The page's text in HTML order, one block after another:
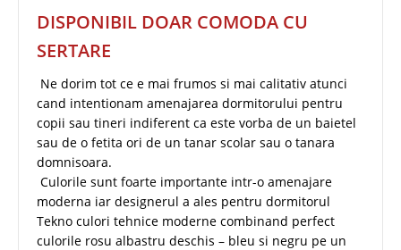
DISPONIBIL DOAR COMODA CU
SERTARE
Ne dorim tot ce e mai frumos si mai calitativ atunci
cand intentionam amenajarea dormitorului pentru
copii sau tineri indiferent ca este vorba de un baietel
sau de o fetita ori de un tanar scolar sau o tanara
domnisoara.
Culorile sunt foarte importante intr-o amenajare
moderna iar designerul a ales pentru dormitorul
Tekno culori tehnice moderne combinand perfect
culorile rosu albastru deschis – bleu si negru pe un